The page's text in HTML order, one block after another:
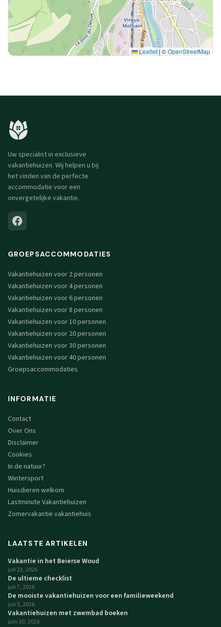
Leaflet|©OpenStreetMap
Uw specialist in exclusieve
vakantiehuizen. Wij helpen u bij
het vinden van de perfecte
accommodatie voor een
onvergetelijke vakantie.
GROEPSACCOMMODATIES
Vakantiehuizen voor 2 personen
Vakantiehuizen voor 4 personen
Vakantiehuizen voor 6 personen
Vakantiehuizen voor 8 personen
Vakantiehuizen voor 10 personen
Vakantiehuizen voor 20 personen
Vakantiehuizen voor 30 personen
Vakantiehuizen voor 40 personen
Groepsaccommodaties
INFORMATIE
Contact
Over Ons
Disclaimer
Cookies
In de natuur?
Wintersport
Huisdieren welkom
Lastminute Vakantiehuizen
Zomervakantie vakantiehuis
LAATSTE ARTIKELEN
Vakantie in het Beierse Woud
juli 23, 2026
De ultieme checklist
juli 7, 2026
De mooiste vakantiehuizen voor een familieweekend
juli 5, 2026
Vakantiehuizen met zwembad boeken
juni 30, 2026